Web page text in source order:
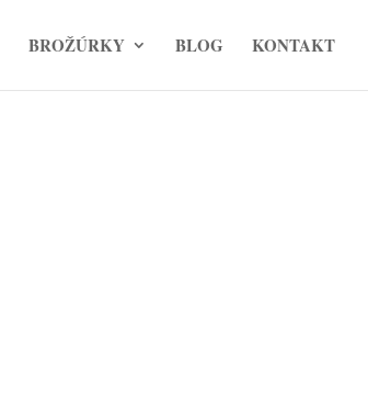
BROŽÚRKY BLOG KONTAKT